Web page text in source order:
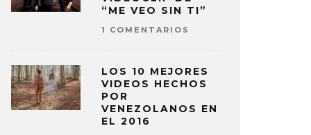
“ME VEO SIN TI”
1 COMENTARIOS
LOS 10 MEJORES
VIDEOS HECHOS
POR
VENEZOLANOS EN
EL 2016